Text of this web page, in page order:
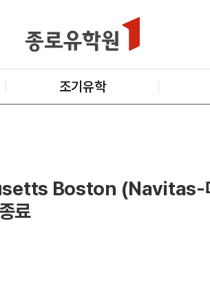
조기유학
Boston (Navitas-
료